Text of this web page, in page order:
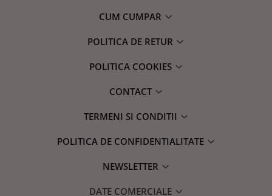
CUM CUMPAR
POLITICA DE RETUR
POLITICA COOKIES
CONTACT
TERMENI SI CONDITII
POLITICA DE CONFIDENTIALITATE
NEWSLETTER
DATE COMERCIALE